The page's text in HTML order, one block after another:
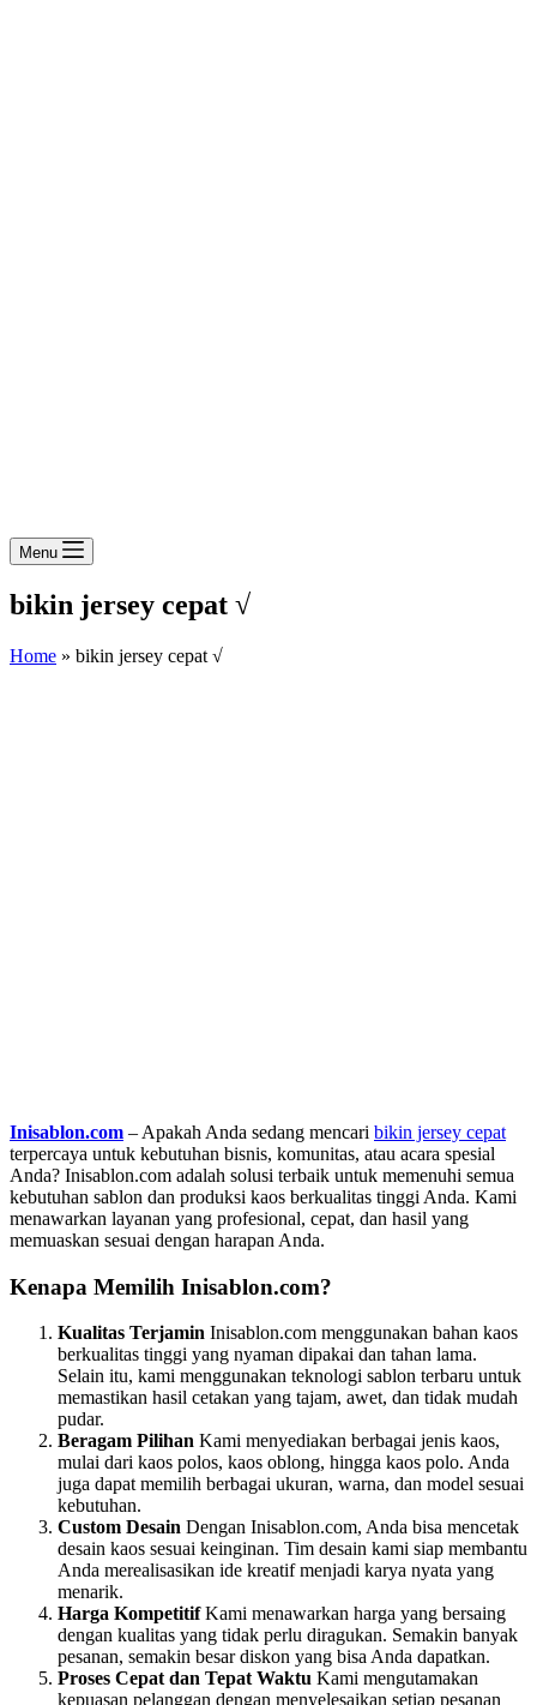
Menu
bikin jersey cepat √
Home » bikin jersey cepat √
Inisablon.com – Apakah Anda sedang mencari bikin jersey cepat
terpercaya untuk kebutuhan bisnis, komunitas, atau acara spesial
Anda? Inisablon.com adalah solusi terbaik untuk memenuhi semua
kebutuhan sablon dan produksi kaos berkualitas tinggi Anda. Kami
menawarkan layanan yang profesional, cepat, dan hasil yang
memuaskan sesuai dengan harapan Anda.
Kenapa Memilih Inisablon.com?
Kualitas Terjamin Inisablon.com menggunakan bahan kaos
berkualitas tinggi yang nyaman dipakai dan tahan lama.
Selain itu, kami menggunakan teknologi sablon terbaru untuk
memastikan hasil cetakan yang tajam, awet, dan tidak mudah
pudar.
Beragam Pilihan Kami menyediakan berbagai jenis kaos,
mulai dari kaos polos, kaos oblong, hingga kaos polo. Anda
juga dapat memilih berbagai ukuran, warna, dan model sesuai
kebutuhan.
Custom Desain Dengan Inisablon.com, Anda bisa mencetak
desain kaos sesuai keinginan. Tim desain kami siap membantu
Anda merealisasikan ide kreatif menjadi karya nyata yang
menarik.
Harga KompetitifKami menawarkan harga yang bersaing
dengan kualitas yang tidak perlu diragukan. Semakin banyak
pesanan, semakin besar diskon yang bisa Anda dapatkan.
Proses Cepat dan Tepat Waktu Kami mengutamakan
kepuasan pelanggan dengan menyelesaikan setiap pesanan